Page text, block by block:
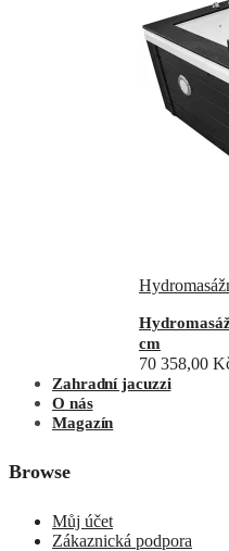
cm
70 358,00
Zahradní jacuzzi
O nás
Magazín
Browse
Můj účet
Zákaznická podpora